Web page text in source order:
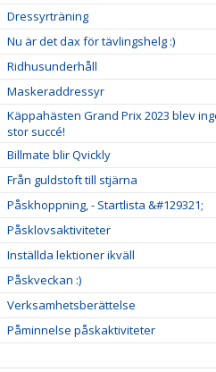
Dressyrträning
Nu är det dax för tävlingshelg :)
Ridhusunderhåll
Maskeraddressyr
Käppahästen Grand Prix 2023 blev
stor succé!
Billmate blir Qvickly
Från guldstoft till stjärna
Påskhoppning, - Startlista &#129321;
Påsklovsaktiviteter
Inställda lektioner ikväll
Påskveckan :)
Verksamhetsberättelse
Påminnelse påskaktiviteter